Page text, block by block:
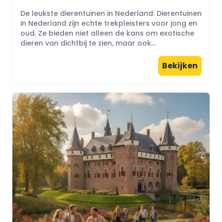
De leukste dierentuinen in Nederland: Dierentuinen
in Nederland zijn echte trekpleisters voor jong en
oud. Ze bieden niet alleen de kans om exotische
dieren van dichtbij te zien, maar ook...
Bekijken